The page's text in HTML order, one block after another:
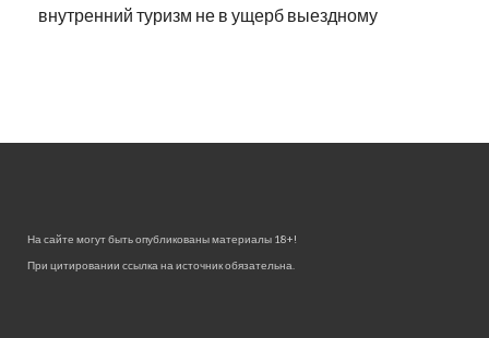
внутренний туризм не в ущерб выездному
На сайте могут быть опубликованы материалы 18+!
При цитировании ссылка на источник обязательна.